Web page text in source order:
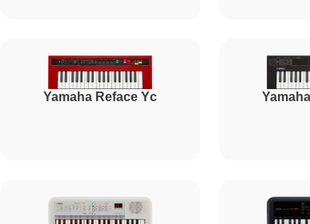
Ремонт клавиш и уплотнителей
Yamaha Reface Yc